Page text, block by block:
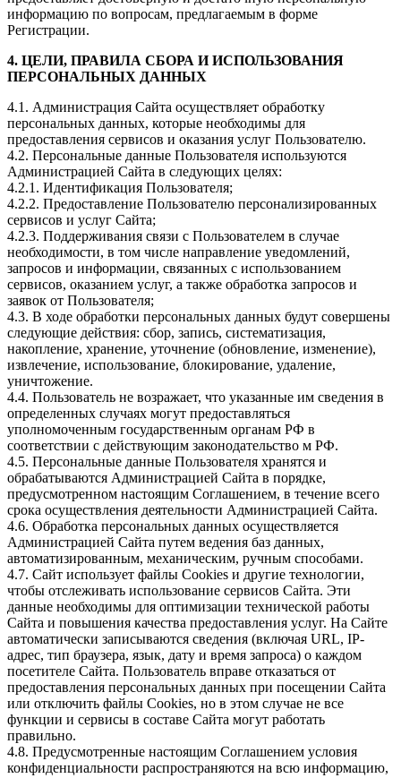
информацию по вопросам, предлагаемым в форме
Регистрации.
4. ЦЕЛИ, ПРАВИЛА СБОРА И ИСПОЛЬЗОВАНИЯ
ПЕРСОНАЛЬНЫХ ДАННЫХ
4.1. Администрация Сайта осуществляет обработку
персональных данных, которые необходимы для
предоставления сервисов и оказания услуг Пользователю.
4.2. Персональные данные Пользователя используются
Администрацией Сайта в следующих целях:
4.2.1. Идентификация Пользователя;
4.2.2. Предоставление Пользователю персонализированных
сервисов и услуг Сайта;
4.2.3. Поддерживания связи с Пользователем в случае
необходимости, в том числе направление уведомлений,
запросов и информации, связанных с использованием
сервисов, оказанием услуг, а также обработка запросов и
заявок от Пользователя;
4.3. В ходе обработки персональных данных будут совершены
следующие действия: сбор, запись, систематизация,
накопление, хранение, уточнение (обновление, изменение),
извлечение, использование, блокирование, удаление,
уничтожение.
4.4. Пользователь не возражает, что указанные им сведения в
определенных случаях могут предоставляться
уполномоченным государственным органам РФ в
соответствии с действующим законодательство м РФ.
4.5. Персональные данные Пользователя хранятся и
обрабатываются Администрацией Сайта в порядке,
предусмотренном настоящим Соглашением, в течение всего
срока осуществления деятельности Администрацией Сайта.
4.6. Обработка персональных данных осуществляется
Администрацией Сайта путем ведения баз данных,
автоматизированным, механическим, ручным способами.
4.7. Сайт использует файлы Cookies и другие технологии,
чтобы отслеживать использование сервисов Сайта. Эти
данные необходимы для оптимизации технической работы
Сайта и повышения качества предоставления услуг. На Сайте
автоматически записываются сведения (включая URL, IP-
адрес, тип браузера, язык, дату и время запроса) о каждом
посетителе Сайта. Пользователь вправе отказаться от
предоставления персональных данных при посещении Сайта
или отключить файлы Cookies, но в этом случае не все
функции и сервисы в составе Сайта могут работать
правильно.
4.8. Предусмотренные настоящим Соглашением условия
конфиденциальности распространяются на всю информацию,